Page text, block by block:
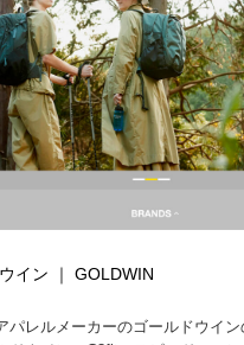
イン ｜ GOLDWIN
パレルメーカーのゴールドウイ